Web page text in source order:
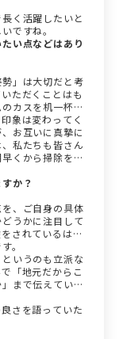
く活躍したいと
ですね。
い点などはあり
」は大切だと考
ただくことはも
カスを机一杯に
象は変わってく
お互いに真摯に
私たちも皆さん
くから掃除をし
か？
、ご自身の具体
うかに注目して
されているはず
。
いうのも立派な
「地元だからこ
まで伝えていた
さを語っていた